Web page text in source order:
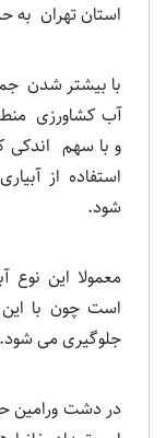
استان تهران به
با بیشتر شدن
آب کشاورزی
و با سهم اندکی
استفاده از
شود.
معمولا این نوع
است چون با
جلوگیری می شود.